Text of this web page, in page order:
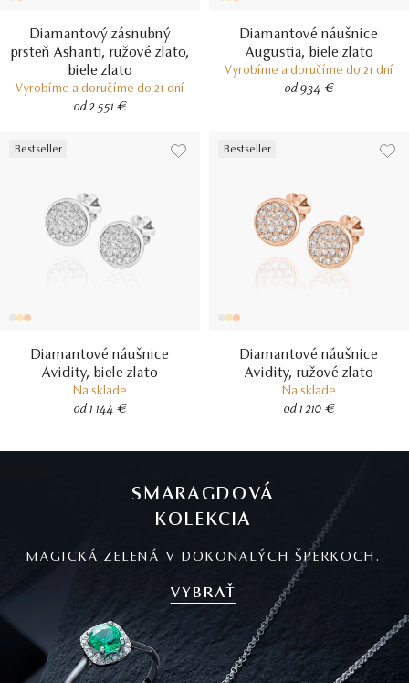
Diamantový zásnubný
prsteň Ashanti, ružové zlato,
biele zlato
Vyrobíme a doručíme do 21 dní
od 2 551 €
Diamantové náušnice
Augustia, biele zlato
Vyrobíme a doručíme do 21 dní
od 934 €
Bestseller
Diamantové náušnice
Avidity, biele zlato
Na sklade
od 1 144 €
Bestseller
Diamantové náušnice
Avidity, ružové zlato
Na sklade
od 1 210 €
SMARAGDOVÁ
KOLEKCIA
MAGICKÁ ZELENÁ V DOKONALÝCH ŠPERKOCH.
VYBRAŤ